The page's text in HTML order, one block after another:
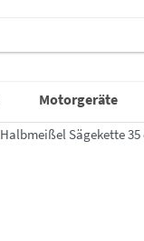
Motorgeräte
Halbmeißel Sägekette 35